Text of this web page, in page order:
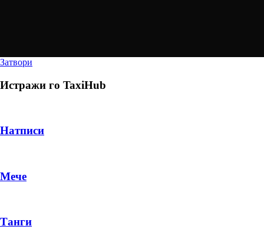
Затвори
Истражи го TaxiHub
Натписи
Мече
Танги